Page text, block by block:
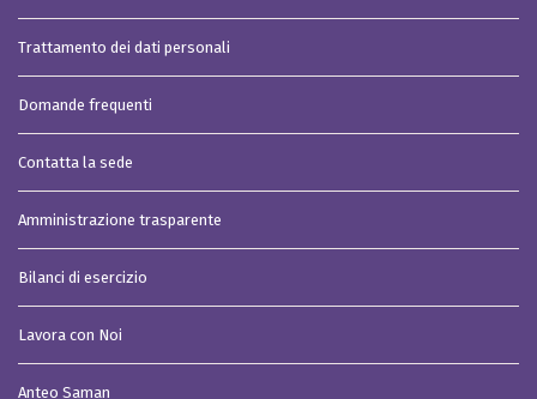
Trattamento dei dati personali
Domande frequenti
Contatta la sede
Amministrazione trasparente
Bilanci di esercizio
Lavora con Noi
Anteo Saman